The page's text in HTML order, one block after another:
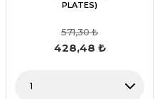
PLATES)
571,30 ₺
428,48 ₺